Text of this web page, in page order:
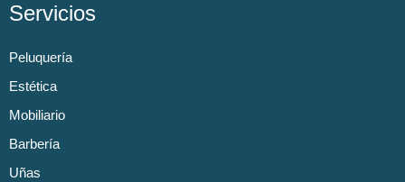
Servicios
Peluquería
Estética
Mobiliario
Barbería
Uñas